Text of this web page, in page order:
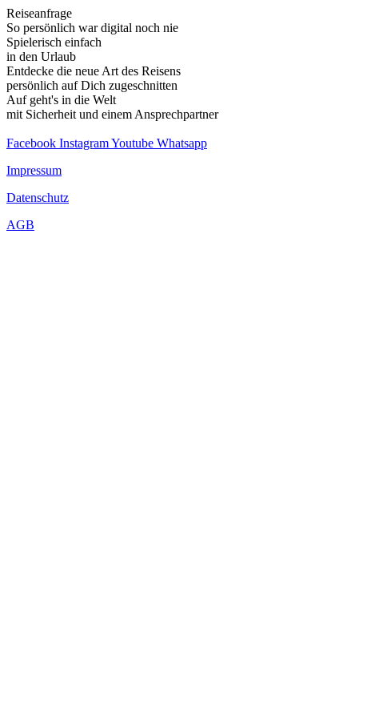
Reiseanfrage
So persönlich war digital noch nie
Spielerisch einfach
in den Urlaub
Entdecke die neue Art des Reisens
persönlich auf Dich zugeschnitten
Auf geht's in die Welt
mit Sicherheit und einem Ansprechpartner
Facebook InstagramYoutube Whatsapp
Impressum
Datenschutz
AGB